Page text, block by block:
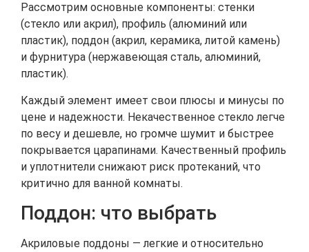
Рассмотрим основные компоненты: стенки
(стекло или акрил), профиль (алюминий или
пластик), поддон (акрил, керамика, литой камень)
и фурнитура (нержавеющая сталь, алюминий,
пластик).
Каждый элемент имеет свои плюсы и минусы по
цене и надежности. Некачественное стекло легче
по весу и дешевле, но громче шумит и быстрее
покрывается царапинами. Качественный профиль
и уплотнители снижают риск протеканий, что
критично для ванной комнаты.
Поддон: что выбрать
Акриловые поддоны — легкие и относительно